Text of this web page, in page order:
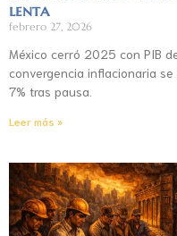
lenta
febrero 27, 2026
México cerró 2025 con PIB
convergencia inflacionaria
7% tras pausa.
Leer más »